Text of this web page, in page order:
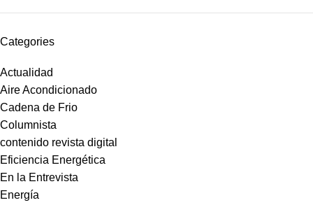
Categories
Actualidad
Aire Acondicionado
Cadena de Frio
Columnista
contenido revista digital
Eficiencia Energética
En la Entrevista
Energía